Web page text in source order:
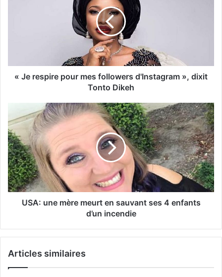
« Je respire pour mes followers d'Instagram », dixit
Tonto Dikeh
USA: une mère meurt en sauvant ses 4 enfants
d’un incendie
Articles similaires